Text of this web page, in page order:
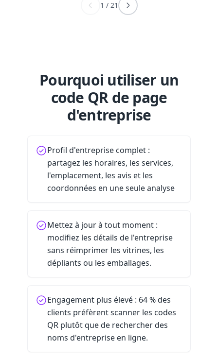
1 / 21
Pourquoi utiliser un
code QR de page
d'entreprise
Profil d'entreprise complet :
partagez les horaires, les services,
l'emplacement, les avis et les
coordonnées en une seule analyse
Mettez à jour à tout moment :
modifiez les détails de l'entreprise
sans réimprimer les vitrines, les
dépliants ou les emballages.
Engagement plus élevé : 64 % des
clients préfèrent scanner les codes
QR plutôt que de rechercher des
noms d'entreprise en ligne.